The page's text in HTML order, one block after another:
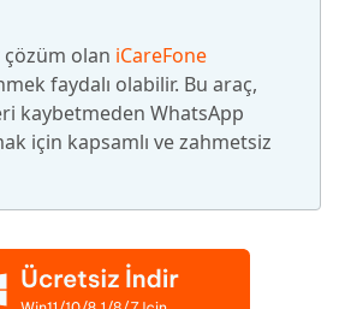
olan iCareFone
faydalı olabilir. Bu araç,
kaybetmeden WhatsApp
için kapsamlı ve zahmetsiz